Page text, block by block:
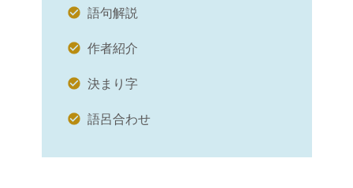
語句解説
作者紹介
決まり字
語呂合わせ